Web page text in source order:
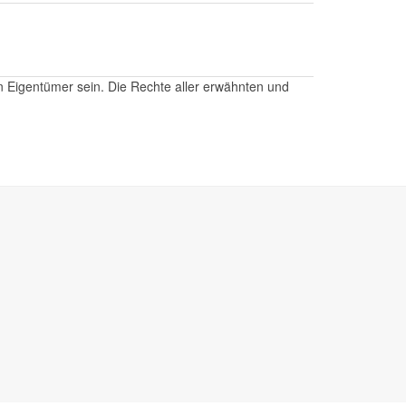
sein. Die Rechte aller erwähnten und